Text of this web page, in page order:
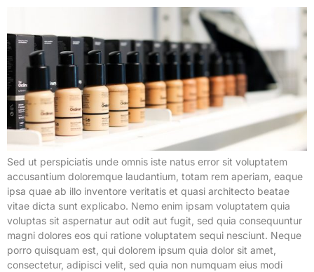
Sed ut perspiciatis unde omnis iste natus error sit voluptatem
accusantium doloremque laudantium, totam rem aperiam, eaque
ipsa quae ab illo inventore veritatis et quasi architecto beatae
vitae dicta sunt explicabo. Nemo enim ipsam voluptatem quia
voluptas sit aspernatur aut odit aut fugit, sed quia consequuntur
magni dolores eos qui ratione voluptatem sequi nesciunt. Neque
porro quisquam est, qui dolorem ipsum quia dolor sit amet,
consectetur, adipisci velit, sed quia non numquam eius modi